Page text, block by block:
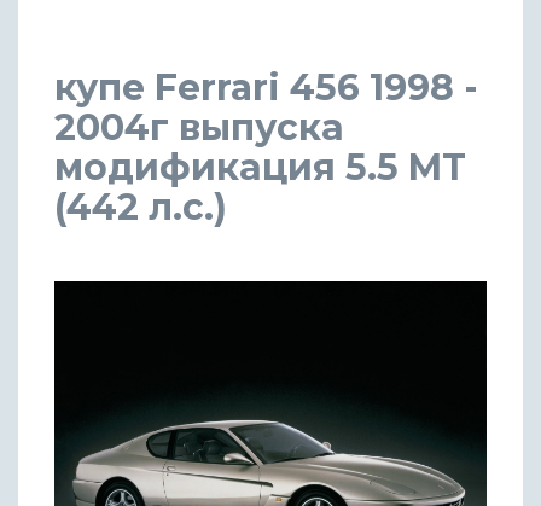
купе Ferrari 456 1998 -
2004г выпуска
модификация 5.5 MT
(442 л.с.)